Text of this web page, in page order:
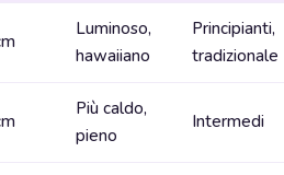
Luminoso,
hawaiiano
Principianti,
tradizionale
Più caldo,
pieno
Intermedi